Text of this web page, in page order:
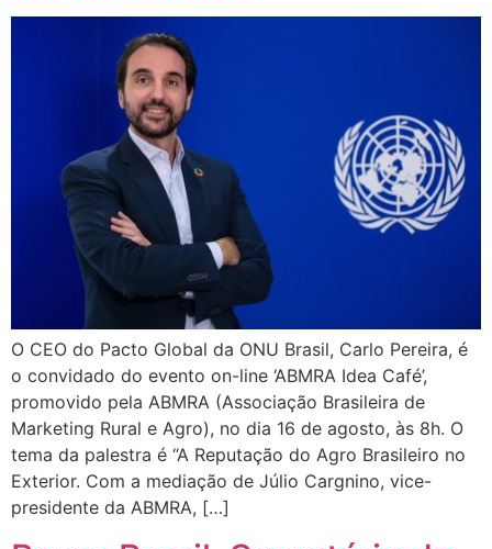
O CEO do Pacto Global da ONU Brasil, Carlo Pereira, é
o convidado do evento on-line ‘ABMRA Idea Café’,
promovido pela ABMRA (Associação Brasileira de
Marketing Rural e Agro), no dia 16 de agosto, às 8h. O
tema da palestra é “A Reputação do Agro Brasileiro no
Exterior. Com a mediação de Júlio Cargnino, vice-
presidente da ABMRA, […]